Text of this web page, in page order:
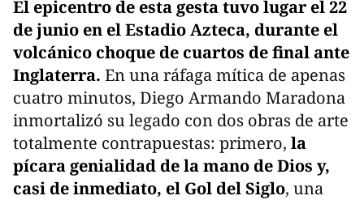
El epicentro de esta gesta tuvo lugar el 22
de junio en el Estadio Azteca, durante el
volcánico choque de cuartos de final ante
Inglaterra. En una ráfaga mítica de apenas
cuatro minutos, Diego Armando Maradona
inmortalizó su legado con dos obras de arte
totalmente contrapuestas: primero, la
pícara genialidad de la mano de Dios y,
casi de inmediato, el Gol del Siglo, una